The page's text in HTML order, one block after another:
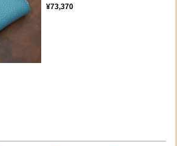
¥73,370